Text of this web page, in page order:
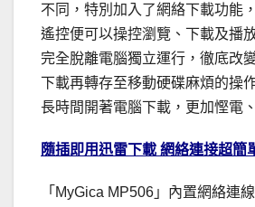
不同，特別加入了網絡下載功能
遙控便可以操控瀏覽、下載及播
完全脫離電腦獨立運行，徹底改
下載再轉存至移動硬碟麻煩的操
長時間開著電腦下載，更加慳電
隨插即用迅雷下載 網絡連接超簡
「MyGica MP506」內置網絡連